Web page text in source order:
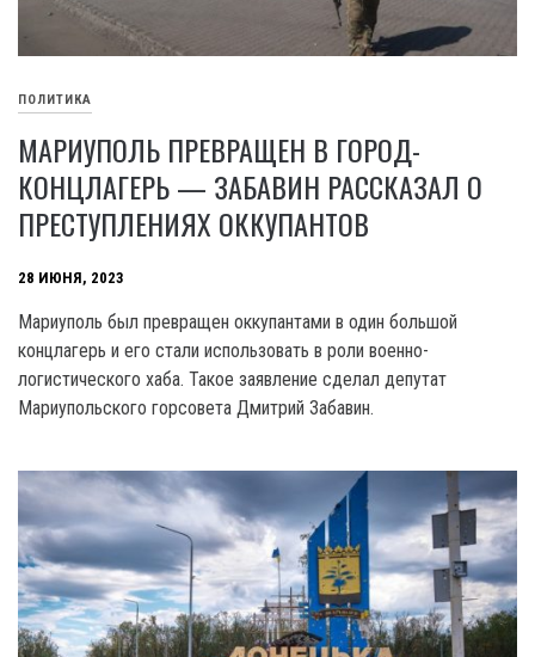
ПОЛИТИКА
МАРИУПОЛЬ ПРЕВРАЩЕН В ГОРОД-
КОНЦЛАГЕРЬ — ЗАБАВИН РАССКАЗАЛ О
ПРЕСТУПЛЕНИЯХ ОККУПАНТОВ
28 ИЮНЯ, 2023
Мариуполь был превращен оккупантами в один большой
концлагерь и его стали использовать в роли военно-
логистического хаба. Такое заявление сделал депутат
Мариупольского горсовета Дмитрий Забавин.